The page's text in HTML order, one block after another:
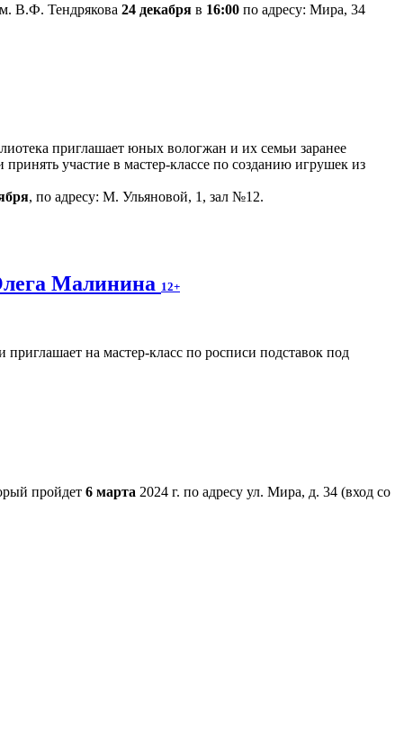
В.Ф. Тендрякова 24 декабря в 16:00 по адресу: Мира, 34
приглашает юных вологжан и их семьи заранее
участие в мастер-классе по созданию игрушек из
, по адресу: М. Ульяновой, 1, зал №12.
Малинина 12+
на мастер-класс по росписи подставок под
пройдет 6 марта 2024 г. по адресу ул. Мира, д. 34 (вход со